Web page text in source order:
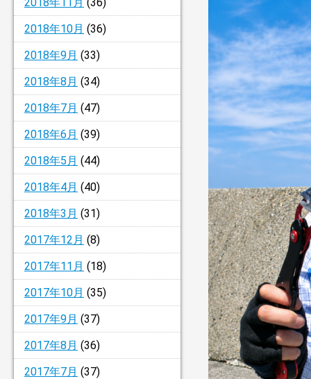
2018年10月 (36)
2018年9月 (33)
2018年8月 (34)
2018年7月 (47)
2018年6月 (39)
2018年5月 (44)
2018年4月 (40)
2018年3月 (31)
2017年12月 (8)
2017年11月 (18)
2017年10月 (35)
2017年9月 (37)
2017年8月 (36)
2017年7月 (37)